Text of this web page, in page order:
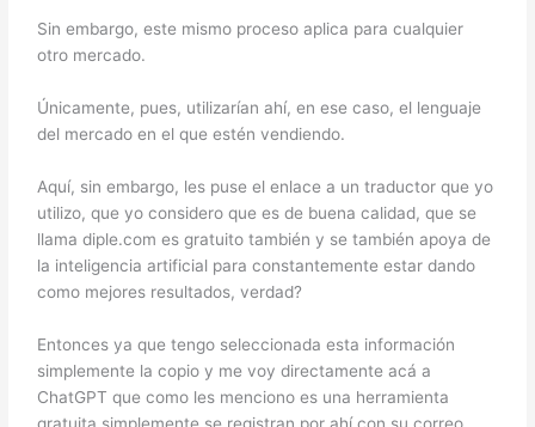
Sin embargo, este mismo proceso aplica para cualquier
otro mercado.
Únicamente, pues, utilizarían ahí, en ese caso, el lenguaje
del mercado en el que estén vendiendo.
Aquí, sin embargo, les puse el enlace a un traductor que yo
utilizo, que yo considero que es de buena calidad, que se
llama diple.com es gratuito también y se también apoya de
la inteligencia artificial para constantemente estar dando
como mejores resultados, verdad?
Entonces ya que tengo seleccionada esta información
simplemente la copio y me voy directamente acá a
ChatGPT que como les menciono es una herramienta